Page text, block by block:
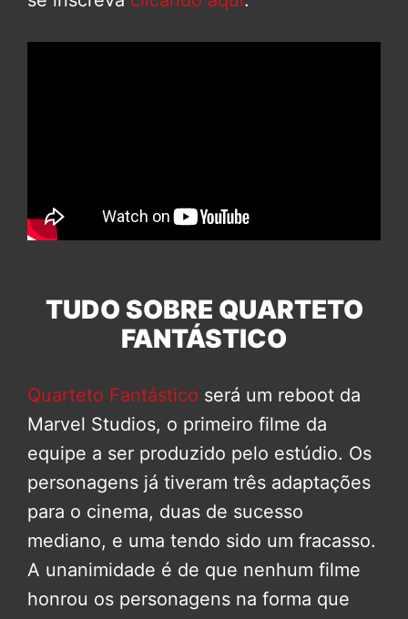
TUDO SOBRE QUARTETO
FANTÁSTICO
Quarteto Fantástico será um reboot da
Marvel Studios, o primeiro filme da
equipe a ser produzido pelo estúdio. Os
personagens já tiveram três adaptações
para o cinema, duas de sucesso
mediano, e uma tendo sido um fracasso.
A unanimidade é de que nenhum filme
honrou os personagens na forma que